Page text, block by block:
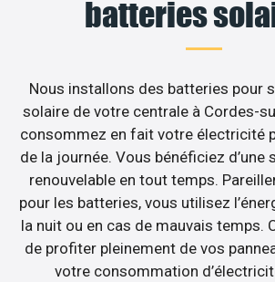
batteries
Nous installons des batteries pour
solaire de votre centrale à Cordes-
consommez en fait votre électricité
de la journée. Vous bénéficiez d’une
renouvelable en tout temps.
pour les batteries, vous utilisez
la nuit ou en cas de mauvais temps.
de profiter pleinement de vos
votre consommation